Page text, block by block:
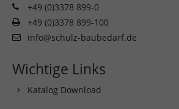
+49 (0)3378 899-0
+49 (0)3378 899-100
info@schulz-baubedarf.de
Wichtige Links
Katalog Download